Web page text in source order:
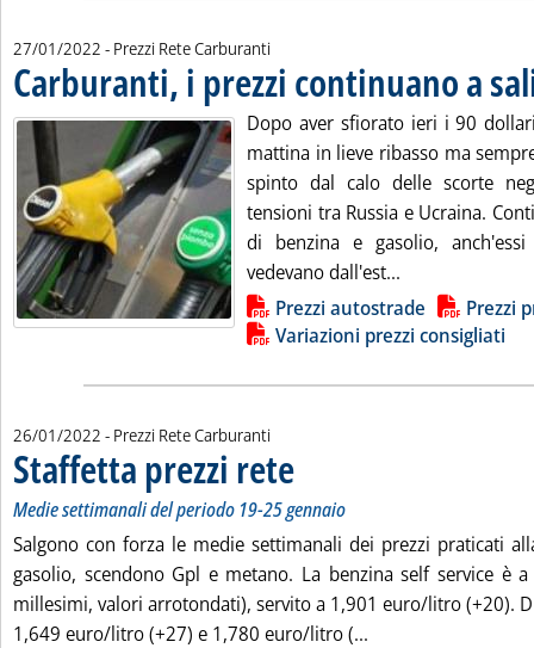
27/01/2022 - Prezzi Rete Carburanti
Carburanti, i prezzi continuano a
Dopo aver sfiorato ieri i 90
mattina in lieve ribasso ma
spinto dal calo delle scorte
tensioni tra Russia e Ucraina.
di benzina e gasolio,
vedevano dall'est...
Lista allegati PDF alla notiziaPrezzi autostrade
Prezzi
Variazioni prezzi consigliati
26/01/2022 - Prezzi Rete Carburanti
Staffetta prezzi rete
Medie settimanali del periodo 19-25 gennaio
Salgono con forza le medie settimanali dei prezzi praticati
gasolio, scendono Gpl e metano. La benzina self service è
millesimi, valori arrotondati), servito a 1,901 euro/litro (+20).
1,649 euro/litro (+27) e 1,780 euro/litro (...